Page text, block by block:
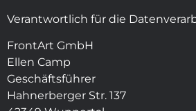
Verantwortlich für die
FrontArt GmbH
Ellen Camp
Geschäftsführer
Hahnerberger Str. 137